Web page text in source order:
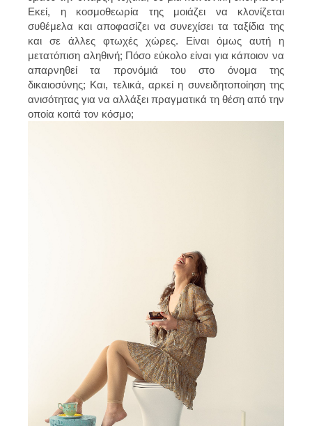
Εκεί, η κοσμοθεωρία της μοιάζει να κλονίζεται
συθέμελα και αποφασίζει να συνεχίσει τα ταξίδια της
και σε άλλες φτωχές χώρες. Είναι όμως αυτή η
μετατόπιση αληθινή; Πόσο εύκολο είναι για κάποιον να
απαρνηθεί τα προνόμιά του στο όνομα της
δικαιοσύνης; Και, τελικά, αρκεί η συνειδητοποίηση της
ανισότητας για να αλλάξει πραγματικά τη θέση από την
οποία κοιτά τον κόσμο;